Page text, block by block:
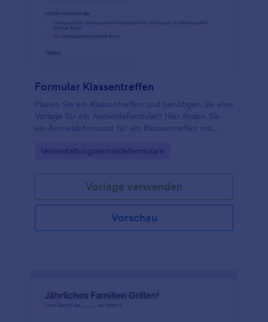
Formular Klassentreffen
Planen Sie ein Klassentreffen und benötigen Sie eine
Vorlage für ein Anmeldeformular? Hier finden Sie
ein Anmeldeformular für ein Klassentreffen mit
für die Veranstaltung dienen sollte. Mit diesem
Ihre Ehemaligen über die Einzelheiten der
Veranstaltung, den Zeitpunkt und den
Veranstaltungsort informieren. Mit einem einfachen
Anmeldeformular für ein Klassentreffen wie diesem
wird die Organisation einer solchen Veranstaltung
Go to Category:
Veranstaltungsanmeldeformulare
Vorlage verwenden
Vorschau